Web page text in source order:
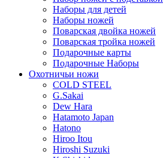
Наборы для детей
Наборы ножей
Поварская двойка ножей
Поварская тройка ножей
Подарочные карты
Подарочные Наборы
Охотничьи ножи
COLD STEEL
G.Sakai
Dew Hara
Hatamoto Japan
Hatono
Hiroo Itou
Hiroshi Suzuki